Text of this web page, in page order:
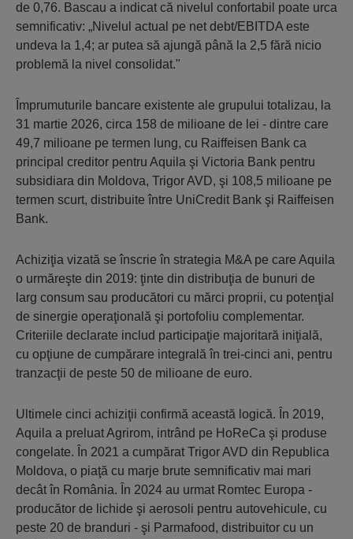
de 0,76. Bascau a indicat că nivelul confortabil poate urca
semnificativ: „Nivelul actual pe net debt/EBITDA este
undeva la 1,4; ar putea să ajungă până la 2,5 fără nicio
problemă la nivel consolidat."
Împrumuturile bancare existente ale grupului totalizau, la
31 martie 2026, circa 158 de milioane de lei - dintre care
49,7 milioane pe termen lung, cu Raiffeisen Bank ca
principal creditor pentru Aquila şi Victoria Bank pentru
subsidiara din Moldova, Trigor AVD, şi 108,5 milioane pe
termen scurt, distribuite între UniCredit Bank şi Raiffeisen
Bank.
Achiziţia vizată se înscrie în strategia M&A pe care Aquila
o urmăreşte din 2019: ţinte din distribuţia de bunuri de
larg consum sau producători cu mărci proprii, cu potenţial
de sinergie operaţională şi portofoliu complementar.
Criteriile declarate includ participaţie majoritară iniţială,
cu opţiune de cumpărare integrală în trei-cinci ani, pentru
tranzacţii de peste 50 de milioane de euro.
Ultimele cinci achiziţii confirmă această logică. În 2019,
Aquila a preluat Agrirom, intrând pe HoReCa şi produse
congelate. În 2021 a cumpărat Trigor AVD din Republica
Moldova, o piaţă cu marje brute semnificativ mai mari
decât în România. În 2024 au urmat Romtec Europa -
producător de lichide şi aerosoli pentru autovehicule, cu
peste 20 de branduri - şi Parmafood, distribuitor cu un